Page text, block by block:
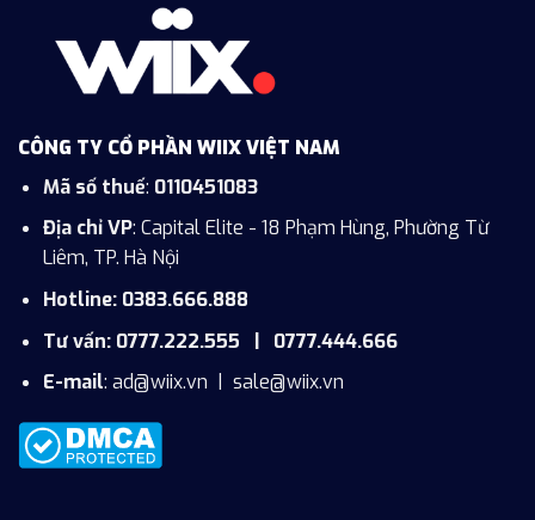
CÔNG TY CỔ PHẦN WIIX VIỆT NAM
Mã số thuế: 0110451083
Địa chỉ VP: Capital Elite - 18 Phạm Hùng, Phường Từ
Liêm, TP. Hà Nội
Hotline: 0383.666.888
Tư vấn: 0777.222.555 | 0777.444.666
E-mail: ad@wiix.vn sale@wiix.vn